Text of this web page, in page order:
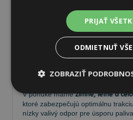
a úspornú jazdu. Na Tire.sknájdete
pneumatík pre rôzne typy vozidiel a
Ponúkameprémiové značky
Michelin ,Pirelli,DunlopaNokian.
V ponuke mámezimné, letné a
ktoré zabezpečujú optimálnu
nízky valivý odpor pre úsporu paliva.
PRIJAŤ
ODMIETNUŤ
ZOBRAZIŤ